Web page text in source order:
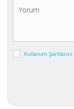
Kullanım Şartlarını